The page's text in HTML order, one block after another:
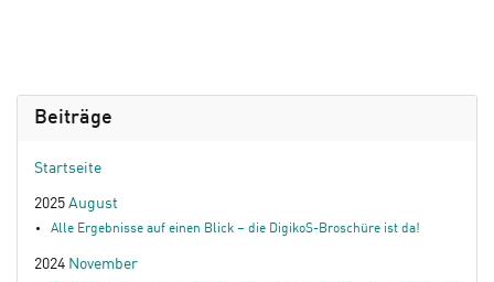
Beiträge
Startseite
2025 August
Alle Ergebnisse auf einen Blick – die DigikoS-Broschüre ist da!
2024 November